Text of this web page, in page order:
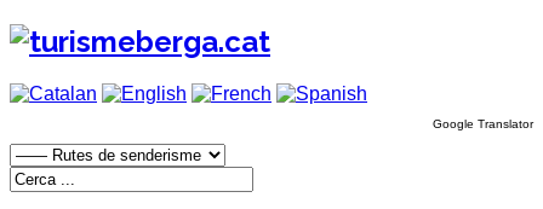
Google Translator